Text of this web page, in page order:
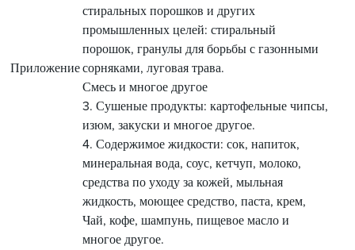
Приложение
стиральных порошков и других
промышленных целей: стиральный
порошок, гранулы для борьбы с газонными
сорняками, луговая трава.
Смесь и многое другое
3. Сушеные продукты: картофельные чипсы,
изюм, закуски и многое другое.
4. Содержимое жидкости: сок, напиток,
минеральная вода, соус, кетчуп, молоко,
средства по уходу за кожей, мыльная
жидкость, моющее средство, паста, крем,
Чай, кофе, шампунь, пищевое масло и
многое другое.